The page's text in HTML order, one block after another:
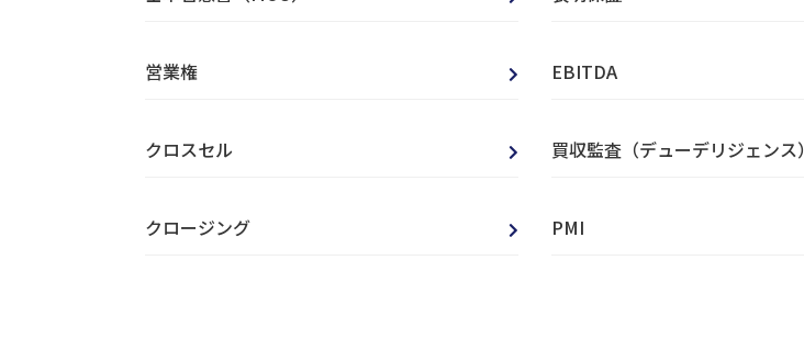
営業権 EBITDA
クロスセル 買収監査（デューデリジェンス）
クロージング PMI